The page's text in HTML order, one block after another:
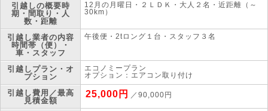
引越しの概要時
期・間取り・人
数・距離
12月の月曜日・２ＬＤＫ・大人２名・近距離（～
30km）
引越し業者の内容
時間帯（便）・
車・スタッフ
午後便・2tロング１台・スタッフ３名
引越しプラン・オ
プション
エコノミープラン
オプション：エアコン取り付け
引越し費用／最高
見積金額
25,000円 ／90,000円